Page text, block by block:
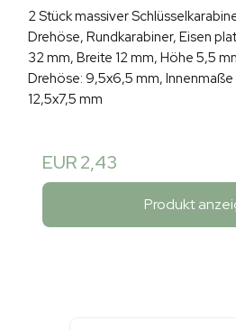
2 Stück massiver
Drehöse, Rundkarabiner, Eisen
32 mm, Breite 12 mm, Höhe 5,5
Drehöse: 9,5x6,5 mm, Innenmaße
12,5x7,5 mm
EUR 2,43
Produkt